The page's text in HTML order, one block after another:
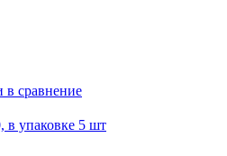
в сравнение
в упаковке 5 шт